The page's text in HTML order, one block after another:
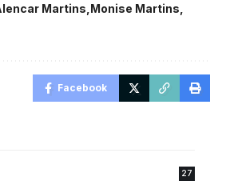
Martins Monise Martins
Facebook
27